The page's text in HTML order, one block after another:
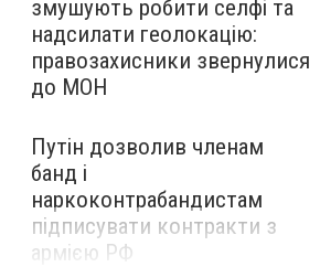
змушують робити селфі та
надсилати геолокацію:
правозахисники звернулися
до МОН
Путін дозволив членам
банд і
наркоконтрабандистам
підписувати контракти з
армією РФ